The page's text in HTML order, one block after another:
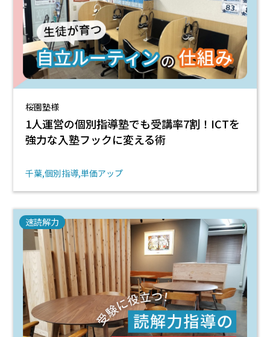
桜園塾様
1人運営の個別指導塾でも受講率7割！ICTを
強力な入塾フックに変える術
千葉 個別指導 単価アップ
速読解力